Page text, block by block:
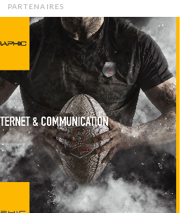
PARTENAIRES